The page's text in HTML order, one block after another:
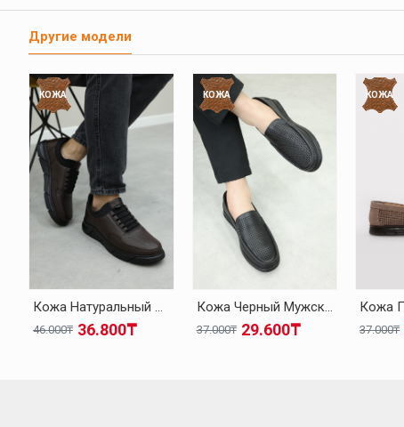
Другие модели
КОЖА
Кожа Натуральный Мех Коричневый Мужская Повседневная Обувь 126KMA137
36.800₸
46.000₸
КОЖА
Кожа Черный Мужская Повседневная Обувь 126MA001
29.600₸
37.000₸
КОЖА
37.000₸